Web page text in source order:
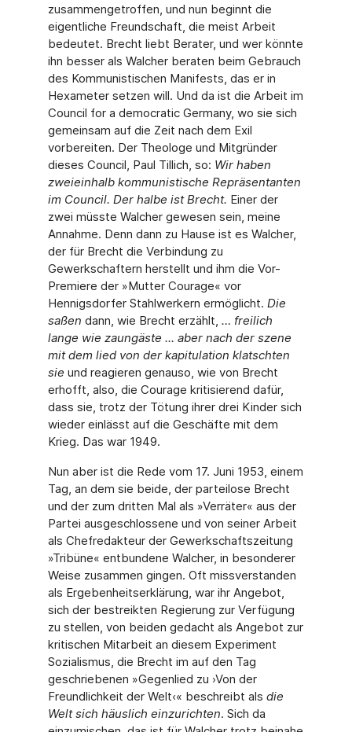
zusammengetroffen, und nun beginnt die
eigentliche Freundschaft, die meist Arbeit
bedeutet. Brecht liebt Berater, und wer könnte
ihn besser als Walcher beraten beim Gebrauch
des Kommunistischen Manifests, das er in
Hexameter setzen will. Und da ist die Arbeit im
Council for a democratic Germany, wo sie sich
gemeinsam auf die Zeit nach dem Exil
vorbereiten. Der Theologe und Mitgründer
dieses Council, Paul Tillich, so: Wir haben
zweieinhalb kommunistische Repräsentanten
im Council. Der halbe ist Brecht. Einer der
zwei müsste Walcher gewesen sein, meine
Annahme. Denn dann zu Hause ist es Walcher,
der für Brecht die Verbindung zu
Gewerkschaftern herstellt und ihm die Vor-
Premiere der »Mutter Courage« vor
Hennigsdorfer Stahlwerkern ermöglicht. Die
saßen dann, wie Brecht erzählt, … freilich
lange wie zaungäste ... aber nach der szene
mit dem lied von der kapitulation klatschten
sie und reagieren genauso, wie von Brecht
erhofft, also, die Courage kritisierend dafür,
dass sie, trotz der Tötung ihrer drei Kinder sich
wieder einlässt auf die Geschäfte mit dem
Krieg. Das war 1949.
Nun aber ist die Rede vom 17. Juni 1953, einem
Tag, an dem sie beide, der parteilose Brecht
und der zum dritten Mal als »Verräter« aus der
Partei ausgeschlossene und von seiner Arbeit
als Chefredakteur der Gewerkschaftszeitung
»Tribüne« entbundene Walcher, in besonderer
Weise zusammen gingen. Oft missverstanden
als Ergebenheitserklärung, war ihr Angebot,
sich der bestreikten Regierung zur Verfügung
zu stellen, von beiden gedacht als Angebot zur
kritischen Mitarbeit an diesem Experiment
Sozialismus, die Brecht im auf den Tag
geschriebenen »Gegenlied zu ›Von der
Freundlichkeit der Welt‹« beschreibt als die
Welt sich häuslich einzurichten. Sich da